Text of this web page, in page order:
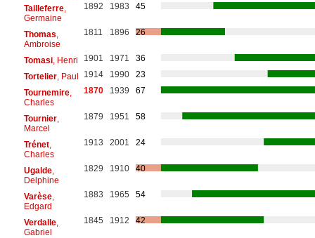
Tailleferre,
Germaine
1892 1983 45
Thomas
Ambroise
1811 1896 26
Tomasi, Henri 1901 1971
36
Tortelier, Paul 1914 1990
23
Tournemire,
Charles
1870 1939 67
Tournier,
Marcel
1879 1951 58
Trénet,
Charles
1913 2001 24
Ugalde,
Delphine
1829 1910 40
Varèse,
Edgard
1883 1965 54
Verdalle,
Gabriel
1845 1912 42